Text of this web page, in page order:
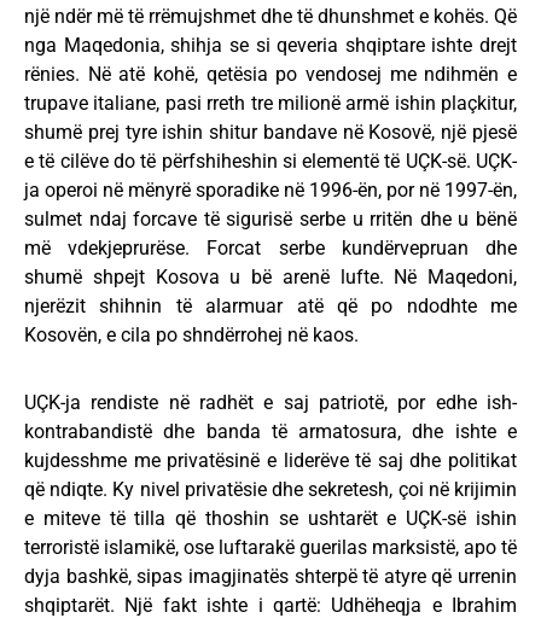
një ndër më të rrëmujshmet dhe të dhunshmet e kohës. Që
nga Maqedonia, shihja se si qeveria shqiptare ishte drejt
rënies. Në atë kohë, qetësia po vendosej me ndihmën e
trupave italiane, pasi rreth tre milionë armë ishin plaçkitur,
shumë prej tyre ishin shitur bandave në Kosovë, një pjesë
e të cilëve do të përfshiheshin si elementë të UÇK-së. UÇK-
ja operoi në mënyrë sporadike në 1996-ën, por në 1997-ën,
sulmet ndaj forcave të sigurisë serbe u rritën dhe u bënë
më vdekjeprurëse. Forcat serbe kundërvepruan dhe
shumë shpejt Kosova u bë arenë lufte. Në Maqedoni,
njerëzit shihnin të alarmuar atë që po ndodhte me
Kosovën, e cila po shndërrohej në kaos.
UÇK-ja rendiste në radhët e saj patriotë, por edhe ish-
kontrabandistë dhe banda të armatosura, dhe ishte e
kujdesshme me privatësinë e liderëve të saj dhe politikat
që ndiqte. Ky nivel privatësie dhe sekretesh, çoi në krijimin
e miteve të tilla që thoshin se ushtarët e UÇK-së ishin
terroristë islamikë, ose luftarakë guerilas marksistë, apo të
dyja bashkë, sipas imagjinatës shterpë të atyre që urrenin
shqiptarët. Një fakt ishte i qartë: Udhëheqja e Ibrahim